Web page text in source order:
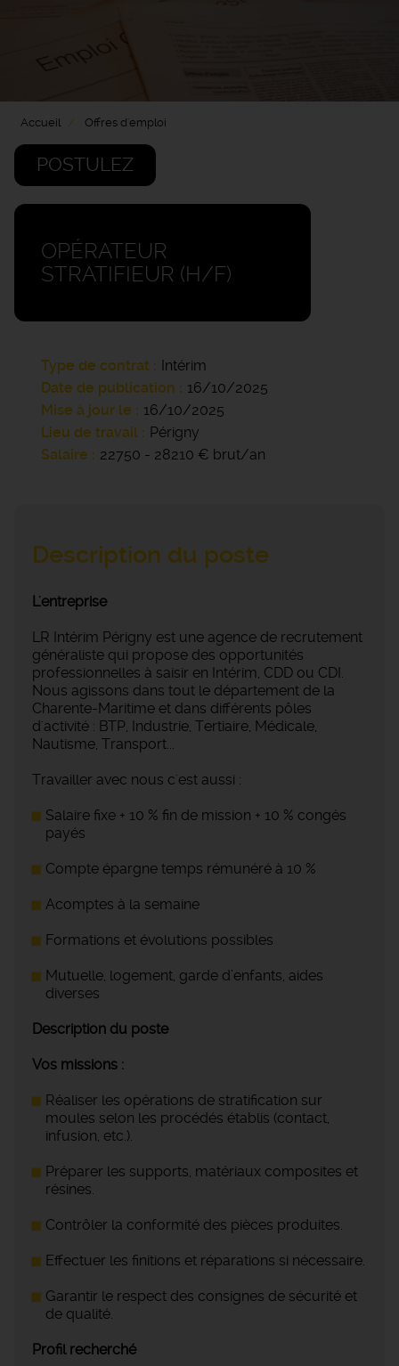
Accueil Offres d'emploi
POSTULEZ
OPÉRATEUR
STRATIFIEUR (H/F)
Type de contrat
Intérim
Date de publication
16/10/2025
Mise à jour le
16/10/2025
Lieu de travail
Périgny
Salaire
22750 - 28210 € brut/an
Description du poste
L'entreprise
LR Intérim Périgny est une agence de recrutement
généraliste qui propose des opportunités
professionnelles à saisir en Intérim, CDD ou CDI.
Nous agissons dans tout le département de la
Charente-Maritime et dans différents pôles
d'activité : BTP, Industrie, Tertiaire, Médicale,
Nautisme, Transport...
Travailler avec nous c'est aussi :
Salaire fixe + 10 % fin de mission + 10 % congés
payés
Compte épargne temps rémunéré à 10 %
Acomptes à la semaine
Formations et évolutions possibles
Mutuelle, logement, garde d’enfants, aides
diverses
Description du poste
Vos missions :
Réaliser les opérations de stratification sur
moules selon les procédés établis (contact,
infusion, etc.).
Préparer les supports, matériaux composites et
résines.
Contrôler la conformité des pièces produites.
Effectuer les finitions et réparations si nécessaire.
Garantir le respect des consignes de sécurité et
de qualité.
Profil recherché